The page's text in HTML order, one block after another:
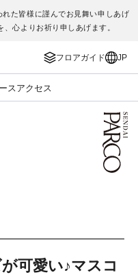
た皆様に謹んでお見舞い申しあげ
心よりお祈り申しあげます。
フロアガイド JP
ス アクセス
可愛い♪マスコ